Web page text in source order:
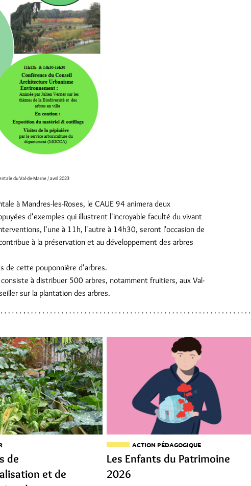
du Val-de-Marne / avril 2023
à Mandres-les-Roses, le CAUE 94 animera deux
d'exemples qui illustrent l'incroyable faculté du vivant
l'une à 11h, l'autre à 14h30, seront l'occasion de
à la préservation et au développement des arbres
de cette pouponnière d'arbres.
à distribuer 500 arbres, notamment fruitiers, aux Val-
sur la plantation des arbres.
de
et de
ACTION PÉDAGOGIQUE
Les Enfants du Patrimoine
2026